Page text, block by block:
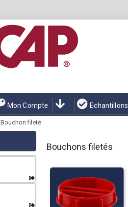
Mon Compte Echantillons
Bouchon fileté
Bouchons filetés